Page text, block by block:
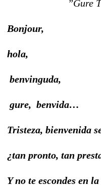
Bonjour,
hola,
benvinguda,
gure, benvida…
Tristeza, bienvenida
¿tan pronto, tan
Y no te escondes en